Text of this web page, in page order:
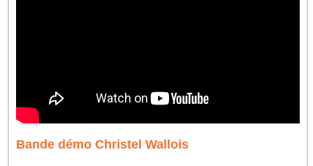
Bande démo Christel Wallois